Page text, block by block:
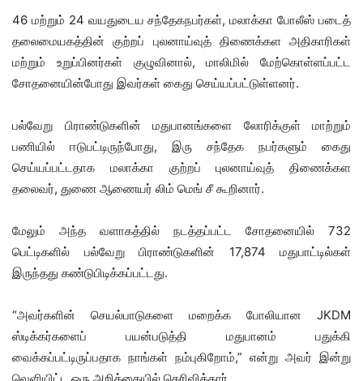
46 மற்றும் 24 வயதுடைய சந்தேகநபர்கள், மலாக்கா போலீஸ் படைத்
தலைமையகத்தின் குற்றப் புலனாய்வுத் திணைக்கள அதிகாரிகள்
மற்றும் உறுப்பினர்கள் குழுவினால், மாலிமில் மேற்கொள்ளப்பட்ட
சோதனையின்போது இவர்கள் கைது செய்யப்பட்டுள்ளனர்.
பல்வேறு பிராண்டுகளின் மதுபானங்களை லோரிக்குள் மாற்றும்
பணியில் ஈடுபட்டிருந்போது, இரு சந்தேக நபர்களும் கைது
செய்யப்பட்டதாக மலாக்கா குற்றப் புலனாய்வுத் திணைக்கள
தலைவர், துணை ஆணையர் லிம் மெங் சீ கூறினார்.
மேலும் அந்த வளாகத்தில் நடத்தப்பட்ட சோதனையில் 732
பெட்டிகளில் பல்வேறு பிராண்டுகளின் 17,874 மதுபாட்டில்கள்
இருந்தது கண்டுபிடிக்கப்பட்டது.
“அவர்களின் செயல்பாடுகளை மறைக்க போலியான JKDM
ஸ்டிக்கர்களைப் பயன்படுத்தி மதுபானம் பதுக்கி
வைக்கப்பட்டிருப்பதாக நாங்கள் நம்புகிறோம்,” என்று அவர் இன்று